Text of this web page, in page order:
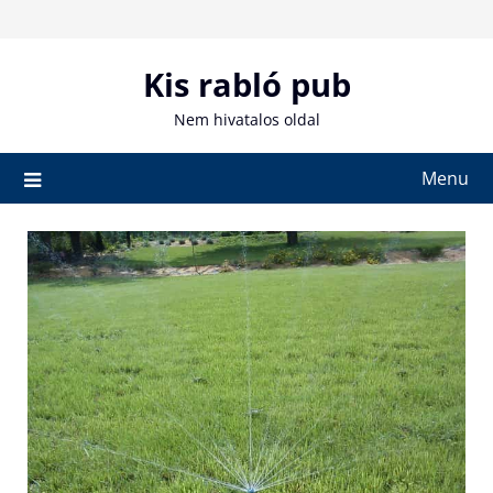
Kis rabló pub
Nem hivatalos oldal
Menu